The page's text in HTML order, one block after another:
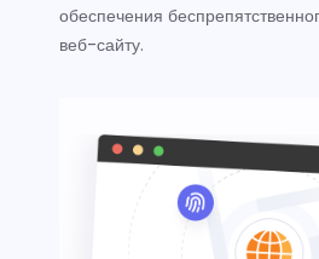
обеспечения
веб-сайту.